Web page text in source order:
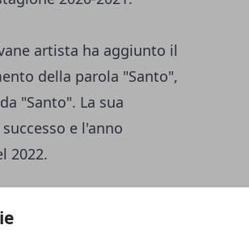
artista ha aggiunto il
della parola "Santo",
"Santo". La sua
e l'anno
2022.
2021, regalando a
dell'Italia. Inoltre, ha